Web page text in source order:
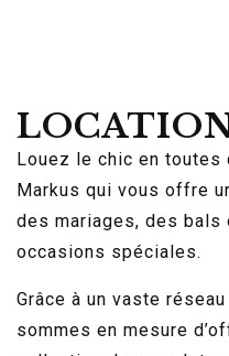
Louez le chic en toutes
Markus qui vous offre
des mariages, des
occasions spéciales.
Grâce à un vaste
sommes en mesure